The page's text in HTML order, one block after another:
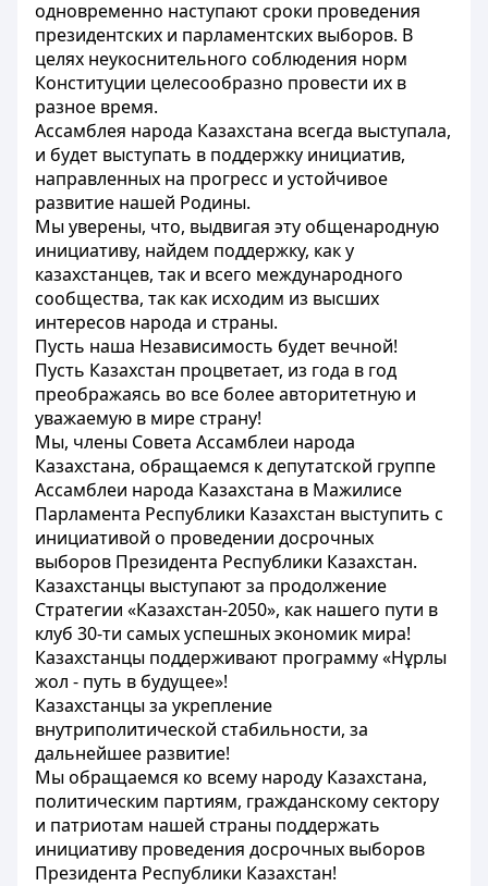
одновременно наступают сроки проведения
президентских и парламентских выборов. В
целях неукоснительного соблюдения норм
Конституции целесообразно провести их в
разное время.
Ассамблея народа Казахстана всегда выступала,
и будет выступать в поддержку инициатив,
направленных на прогресс и устойчивое
развитие нашей Родины.
Мы уверены, что, выдвигая эту общенародную
инициативу, найдем поддержку, как у
казахстанцев, так и всего международного
сообщества, так как исходим из высших
интересов народа и страны.
Пусть наша Независимость будет вечной!
Пусть Казахстан процветает, из года в год
преображаясь во все более авторитетную и
уважаемую в мире страну!
Мы, члены Совета Ассамблеи народа
Казахстана, обращаемся к депутатской группе
Ассамблеи народа Казахстана в Мажилисе
Парламента Республики Казахстан выступить с
инициативой о проведении досрочных
выборов Президента Республики Казахстан.
Казахстанцы выступают за продолжение
Стратегии «Казахстан-2050», как нашего пути в
клуб 30-ти самых успешных экономик мира!
Казахстанцы поддерживают программу «Нұрлы
жол - путь в будущее»!
Казахстанцы за укрепление
внутриполитической стабильности, за
дальнейшее развитие!
Мы обращаемся ко всему народу Казахстана,
политическим партиям, гражданскому сектору
и патриотам нашей страны поддержать
инициативу проведения досрочных выборов
Президента Республики Казахстан!